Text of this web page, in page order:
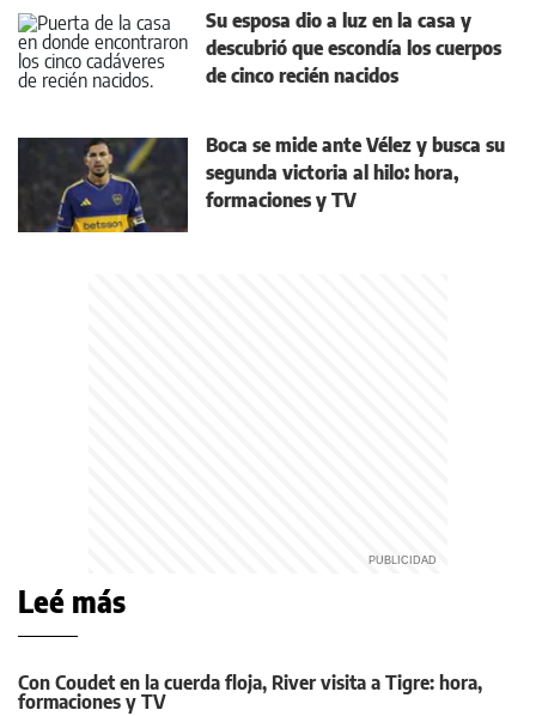
Su esposa dio a luz en la casa y
descubrió que escondía los cuerpos
de cinco recién nacidos
Boca se mide ante Vélez y busca su
segunda victoria al hilo: hora,
formaciones y TV
Leé más
Con Coudet en la cuerda floja, River visita a Tigre: hora,
formaciones y TV